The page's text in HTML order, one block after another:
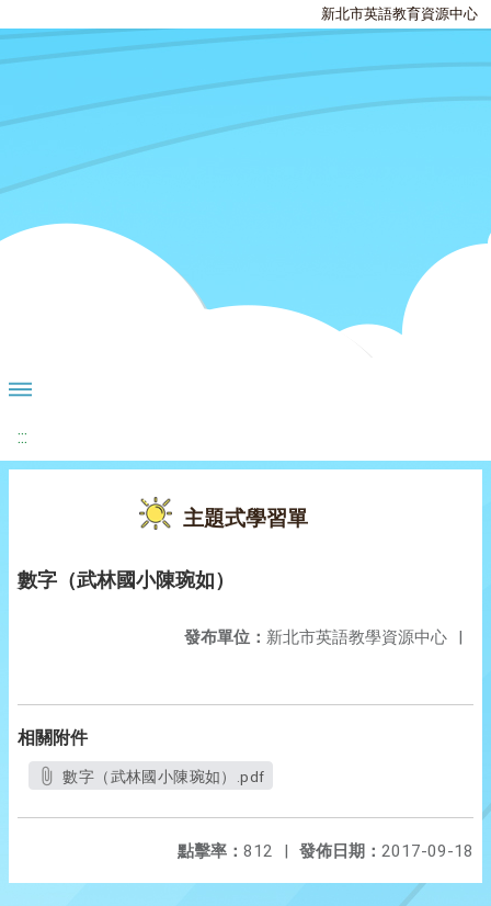
新北市英語教育資源中心
:::
主題式學習單
數字（武林國小陳琬如）
發布單位： 新北市英語教學資源中心 |
相關附件
數字（武林國小陳琬如）.pdf
發佈日期： 2017-09-18
點擊率： 812 |